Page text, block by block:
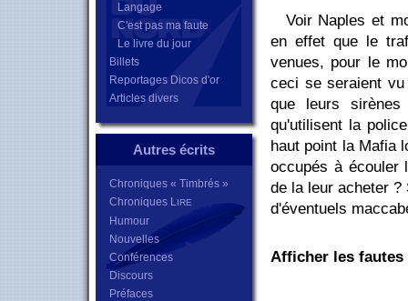
Langage
C'est pas ma faute
Le livre du jour
Billets
Reportages Dicos d'or
Articles divers
Autres écrits
Chroniques « Timbrés »
Chroniques LIRE
Humour
Nouvelles
Conférences
Discours
Préfaces
Voir Naples et
en effet que le
venues, pour le
ceci se seraient
que leurs
qu'utilisent la
haut point la Mafia
occupés à écouler
de la leur acheter
d'éventuels
Afficher les fautes